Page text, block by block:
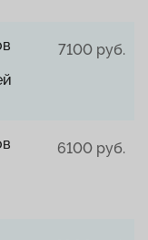
7100 руб.
6100 руб.